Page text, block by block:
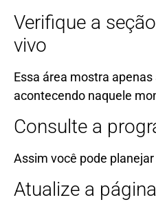
Verifique a
vivo
Essa área mostra
acontecendo naquele
Consulte a
Assim você pode
Atualize a página